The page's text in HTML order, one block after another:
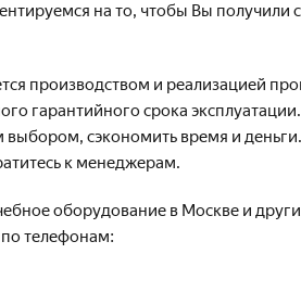
на то, чтобы Вы получили
производством и реализацией
гарантийного срока
сэкономить время и
к менеджерам.
оборудование в Москве и
телефонам: